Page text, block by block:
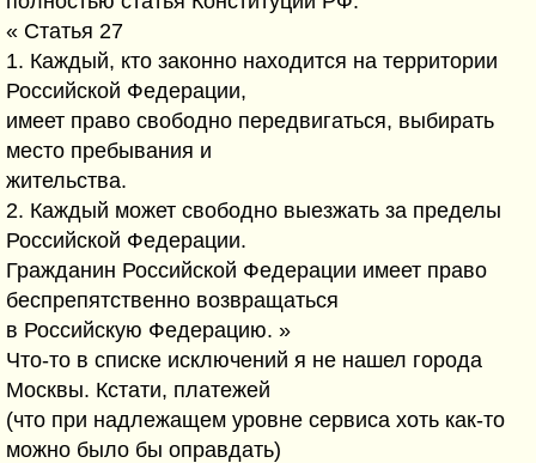
« Статья 27
1. Каждый, кто законно находится на территории
Российской Федерации,
имеет право свободно передвигаться, выбирать
место пребывания и
жительства.
2. Каждый может свободно выезжать за пределы
Российской Федерации.
Гражданин Российской Федерации имеет право
беспрепятственно возвращаться
в Российскую Федерацию. »
Что-то в списке исключений я не нашел города
Москвы. Кстати, платежей
(что при надлежащем уровне сервиса хоть как-то
можно было бы оправдать)